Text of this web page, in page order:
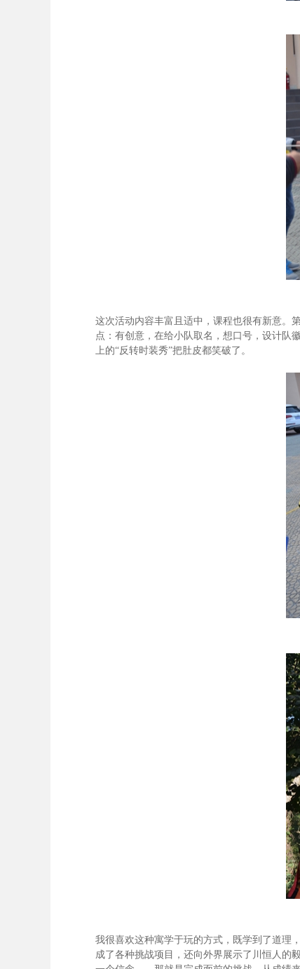
这次活动内容丰富且适中，课程也很有新意。
点：有创意，在给小队取名，想口号，设计队
上的“反转时装秀”把肚皮都笑破了。
我很喜欢这种寓学于玩的方式，既学到了道理
成了各种挑战项目，还向外界展示了川恒人的